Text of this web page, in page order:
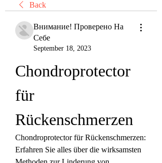
Back
Внимание! Проверено На
Себе
September 18, 2023
Chondroprotector
für
Rückenschmerzen
Chondroprotector für Rückenschmerzen:
Erfahren Sie alles über die wirksamsten